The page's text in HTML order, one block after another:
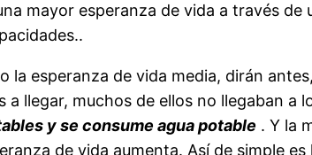
mayor esperanza de vida a través
la esperanza de vida media, dirán
llegar, muchos de ellos no llegaban a
y se consume agua potable . Y la
de vida aumenta. Así de simple